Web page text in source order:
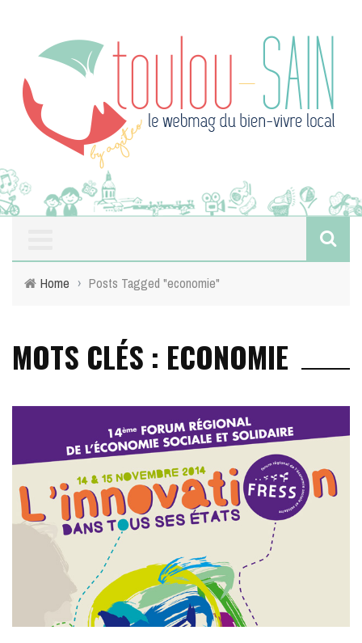
Home › Posts Tagged "economie"
MOTS CLÉS : ECONOMIE